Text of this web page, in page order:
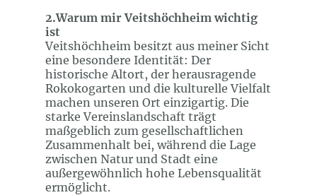
2.Warum mir Veitshöchheim wichtig
ist
Veitshöchheim besitzt aus meiner Sicht
eine besondere Identität: Der
historische Altort, der herausragende
Rokokogarten und die kulturelle Vielfalt
machen unseren Ort einzigartig. Die
starke Vereinslandschaft trägt
maßgeblich zum gesellschaftlichen
Zusammenhalt bei, während die Lage
zwischen Natur und Stadt eine
außergewöhnlich hohe Lebensqualität
ermöglicht.